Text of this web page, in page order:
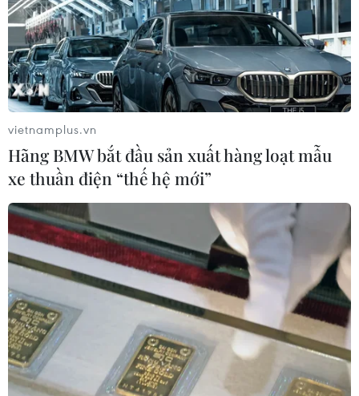
TIN CÙNG CHUYÊN MỤC
Cà Mau quảng bá thương hiệu, kết
nối đầu tư, đưa ngành tôm phát triển
bền vững
07/08/2026 03:04
Giá vàng trong nước giảm nhẹ,
thương hiệu SJC lùi về ngưỡng 142,2
triệu đồng
07/08/2026 02:21
vietnamplus.vn
Hãng BMW bắt đầu sản xuất hàng loạt mẫu
xe thuần điện “thế hệ mới”